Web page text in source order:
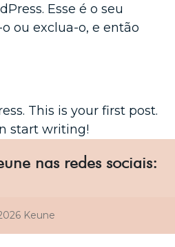
Esse é o seu
ou exclua-o, e então
This is your first post.
start writing!
nas redes sociais:
Keune